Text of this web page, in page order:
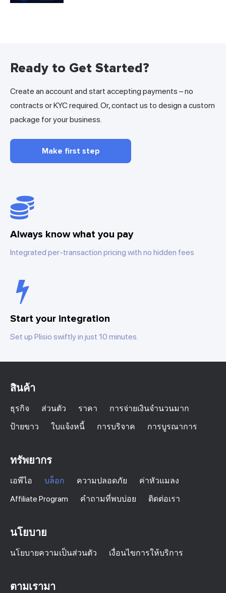
Ready to Get Started?
Create an account and start accepting payments – no
contracts or KYC required. Or, contact us to design a custom
package for your business.
Make first step
Always know what you pay
Integrated per-transaction pricing with no hidden fees
Start your integration
Set up Plisio swiftly in just 10 minutes.
สินค้า
ธุรกิจ ส่วนตัว ราคา
การจ่ายเงินจำนวนมาก
ป้ายขาว
ใบแจ้งหนี้ การบริจาค การบูรณาการ
ทรัพยากร
เอพีไอ บล็อก ความปลอดภัย
ค่าหัวแมลง
Affiliate Program
คำถามที่พบบ่อย ติดต่อเรา
นโยบาย
นโยบายความเป็นส่วนตัว เงื่อนไขการให้บริการ
ตามเรามา